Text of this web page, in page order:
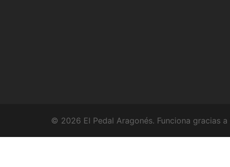
© 2026 El Pedal Aragonés. Funciona gracias a